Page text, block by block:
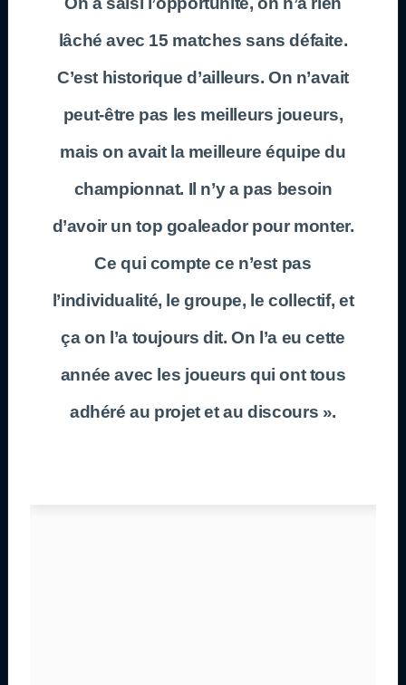
lâché avec 15 matches sans défaite.
C’est historique d’ailleurs. On n’avait
peut-être pas les meilleurs joueurs,
mais on avait la meilleure équipe du
championnat. Il n’y a pas besoin
d’avoir un top goaleador pour monter.
Ce qui compte ce n’est pas
l’individualité, le groupe, le collectif, et
ça on l’a toujours dit. On l’a eu cette
année avec les joueurs qui ont tous
adhéré au projet et au discours ».